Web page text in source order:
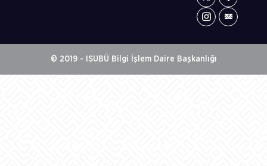
© 2019 - ISUBÜ Bilgi İşlem Daire Başkanlığı